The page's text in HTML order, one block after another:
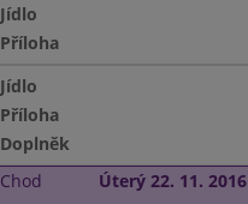
Jídlo
Příloha
Jídlo
Příloha
Doplněk
Chod
Úterý 22. 11. 2016